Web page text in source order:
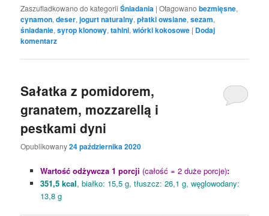
Zaszufladkowano do kategorii Śniadania |Otagowano bezmięsne,
cynamon,deser,jogurt naturalny,płatki owsiane,sezam,
śniadanie,syrop klonowy,tahini,wiórki kokosowe | Dodaj
komentarz
Sałatka z pomidorem,
granatem, mozzarellą i
pestkami dyni
Opublikowany24 października 2020
Wartość odżywcza 1 porcji (całość = 2 duże porcje):
351,5 kcal, białko: 15,5 g, tłuszcz: 26,1 g, węglowodany:
13,8 g